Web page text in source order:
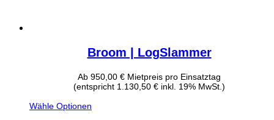
Broom | LogSlammer
Ab 950,00 € Mietpreis pro Einsatztag
(entspricht 1.130,50 € inkl. 19% MwSt.)
Wähle Optionen